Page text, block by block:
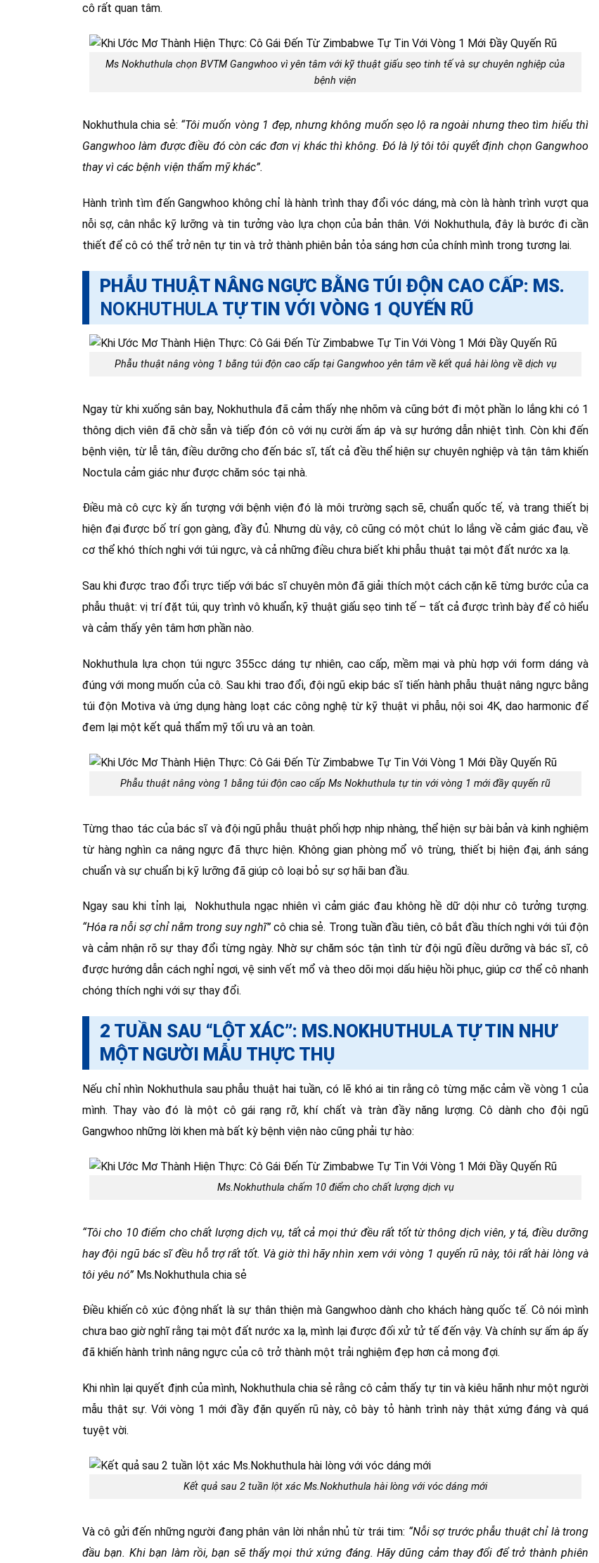
cô rất quan tâm.
Ms Nokhuthula chọn BVTM Gangwhoo vì yên tâm với kỹ thuật giấu sẹo tinh tế và sự chuyên nghiệp của
bệnh viện
Nokhuthula chia sẻ: “Tôi muốn vòng 1 đẹp, nhưng không muốn sẹo lộ ra ngoài nhưng theo tìm hiểu thì
Gangwhoo làm được điều đó còn các đơn vị khác thì không. Đó là lý tôi tôi quyết định chọn Gangwhoo
thay vì các bệnh viện thẩm mỹ khác”.
Hành trình tìm đến Gangwhoo không chỉ là hành trình thay đổi vóc dáng, mà còn là hành trình vượt qua
nỗi sợ, cân nhắc kỹ lưỡng và tin tưởng vào lựa chọn của bản thân. Với Nokhuthula, đây là bước đi cần
thiết để cô có thể trở nên tự tin và trở thành phiên bản tỏa sáng hơn của chính mình trong tương lai.
PHẪU THUẬT NÂNG NGỰC BẰNG TÚI ĐỘN CAO CẤP: MS.
NOKHUTHULA TỰ TIN VỚI VÒNG 1 QUYẾN RŨ
Phẫu thuật nâng vòng 1 bằng túi độn cao cấp tại Gangwhoo yên tâm về kết quả hài lòng về dịch vụ
Ngay từ khi xuống sân bay, Nokhuthula đã cảm thấy nhẹ nhõm và cũng bớt đi một phần lo lắng khi có 1
thông dịch viên đã chờ sẵn và tiếp đón cô với nụ cười ấm áp và sự hướng dẫn nhiệt tình. Còn khi đến
bệnh viện, từ lễ tân, điều dưỡng cho đến bác sĩ, tất cả đều thể hiện sự chuyên nghiệp và tận tâm khiến
Noctula cảm giác như được chăm sóc tại nhà.
Điều mà cô cực kỳ ấn tượng với bệnh viện đó là môi trường sạch sẽ, chuẩn quốc tế, và trang thiết bị
hiện đại được bố trí gọn gàng, đầy đủ. Nhưng dù vậy, cô cũng có một chút lo lắng về cảm giác đau, về
cơ thể khó thích nghi với túi ngực, và cả những điều chưa biết khi phẫu thuật tại một đất nước xa lạ.
Sau khi được trao đổi trực tiếp với bác sĩ chuyên môn đã giải thích một cách cặn kẽ từng bước của ca
phẫu thuật: vị trí đặt túi, quy trình vô khuẩn, kỹ thuật giấu sẹo tinh tế – tất cả được trình bày để cô hiểu
và cảm thấy yên tâm hơn phần nào.
Nokhuthula lựa chọn túi ngực 355cc dáng tự nhiên, cao cấp, mềm mại và phù hợp với form dáng và
đúng với mong muốn của cô. Sau khi trao đổi, đội ngũ ekip bác sĩ tiến hành phẫu thuật nâng ngực bằng
túi độn Motiva và ứng dụng hàng loạt các công nghệ từ kỹ thuật vi phẫu, nội soi 4K, dao harmonic để
đem lại một kết quả thẩm mỹ tối ưu và an toàn.
Phẫu thuật nâng vòng 1 bằng túi độn cao cấp Ms Nokhuthula tự tin với vòng 1 mới đầy quyến rũ
Từng thao tác của bác sĩ và đội ngũ phẫu thuật phối hợp nhịp nhàng, thể hiện sự bài bản và kinh nghiệm
từ hàng nghìn ca nâng ngực đã thực hiện. Không gian phòng mổ vô trùng, thiết bị hiện đại, ánh sáng
chuẩn và sự chuẩn bị kỹ lưỡng đã giúp cô loại bỏ sự sợ hãi ban đầu.
Ngay sau khi tỉnh lại, Nokhuthula ngạc nhiên vì cảm giác đau không hề dữ dội như cô tưởng tượng.
“Hóa ra nỗi sợ chỉ nằm trong suy nghĩ”cô chia sẻ. Trong tuần đầu tiên, cô bắt đầu thích nghi với túi độn
và cảm nhận rõ sự thay đổi từng ngày. Nhờ sự chăm sóc tận tình từ đội ngũ điều dưỡng và bác sĩ, cô
được hướng dẫn cách nghỉ ngơi, vệ sinh vết mổ và theo dõi mọi dấu hiệu hồi phục, giúp cơ thể cô nhanh
chóng thích nghi với sự thay đổi.
2 TUẦN SAU “LỘT XÁC”: MS.NOKHUTHULA TỰ TIN NHƯ
MỘT NGƯỜI MẪU THỰC THỤ
Nếu chỉ nhìn Nokhuthula sau phẫu thuật hai tuần, có lẽ khó ai tin rằng cô từng mặc cảm về vòng 1 của
mình. Thay vào đó là một cô gái rạng rỡ, khí chất và tràn đầy năng lượng. Cô dành cho đội ngũ
Gangwhoo những lời khen mà bất kỳ bệnh viện nào cũng phải tự hào:
Ms.Nokhuthula chấm 10 điểm cho chất lượng dịch vụ
“Tôi cho 10 điểm cho chất lượng dịch vụ, tất cả mọi thứ đều rất tốt từ thông dịch viên, y tá, điều dưỡng
hay đội ngũ bác sĩ đều hỗ trợ rất tốt. Và giờ thì hãy nhìn xem với vòng 1 quyến rũ này, tôi rất hài lòng và
tôi yêu nó” Ms.Nokhuthula chia sẻ
Điều khiến cô xúc động nhất là sự thân thiện mà Gangwhoo dành cho khách hàng quốc tế. Cô nói mình
chưa bao giờ nghĩ rằng tại một đất nước xa lạ, mình lại được đối xử tử tế đến vậy. Và chính sự ấm áp ấy
đã khiến hành trình nâng ngực của cô trở thành một trải nghiệm đẹp hơn cả mong đợi.
Khi nhìn lại quyết định của mình, Nokhuthula chia sẻ rằng cô cảm thấy tự tin và kiêu hãnh như một người
mẫu thật sự. Với vòng 1 mới đầy đặn quyến rũ này, cô bày tỏ hành trình này thật xứng đáng và quá
tuyệt vời.
Kết quả sau 2 tuần lột xác Ms.Nokhuthula hài lòng với vóc dáng mới
Và cô gửi đến những người đang phân vân lời nhắn nhủ từ trái tim: “Nỗi sợ trước phẫu thuật chỉ là trong
đầu bạn. Khi bạn làm rồi, bạn sẽ thấy mọi thứ xứng đáng. Hãy dũng cảm thay đổi để trở thành phiên